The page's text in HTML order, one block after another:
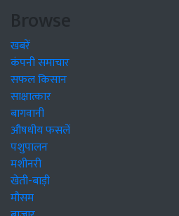
Browse
खबरें
कंपनी समाचार
सफल किसान
साक्षात्कार
बागवानी
औषधीय फसलें
पशुपालन
मशीनरी
खेती-बाड़ी
मौसम